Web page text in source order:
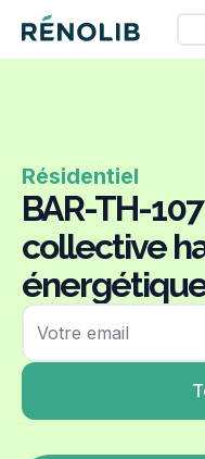
Résidentiel
BAR-TH-
collective